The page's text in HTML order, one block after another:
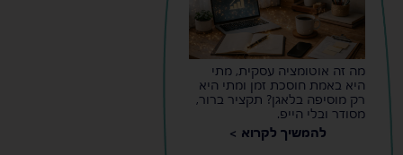
מה זה אוטומציה עסקית, מתי
היא באמת חוסכת זמן ומתי היא
רק מוסיפה בלאגן? תקציר ברור,
מסודר ובלי הייפ.
להמשיך לקרוא >